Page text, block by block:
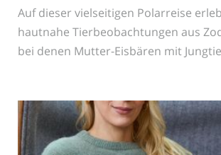
Auf dieser vielseitigen Polarreise
hautnahe Tierbeobachtungen aus
bei denen Mutter-Eisbären mit